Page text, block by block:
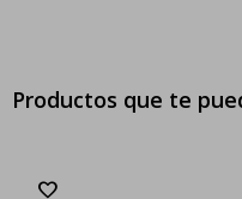
Productos que te